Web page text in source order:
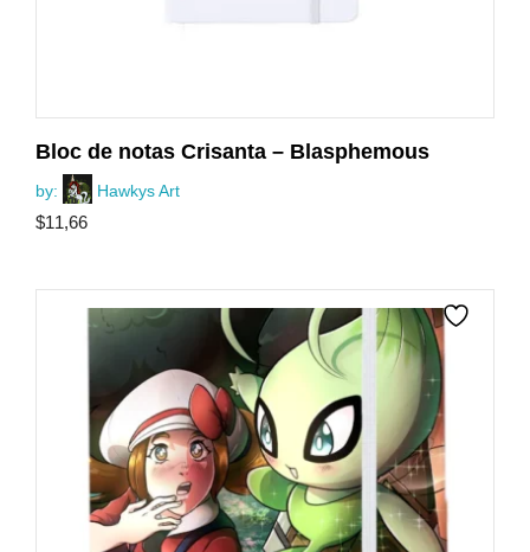
Bloc de notas Crisanta – Blasphemous
by: Hawkys Art
$11,66